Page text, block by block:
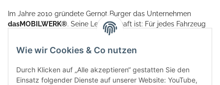
Im Jahre 2010 gründete Gernot Burger das Unternehmen
dasMOBILWERK®. Seine Leidenschaft ist: Für jedes Fahrzeug
ein Car Cover anzubieten - passgenau und individuell.
weitere Produkte, wie Reifenschuhe, Hardtopständer hinzu.
sind mit hochwertigen Techniken und Materialien gefertigt.
Wie wir Cookies & Co nutzen
Durch Klicken auf „Alle akzeptieren“ gestatten Sie den
Einsatz folgender Dienste auf unserer Website: YouTube,